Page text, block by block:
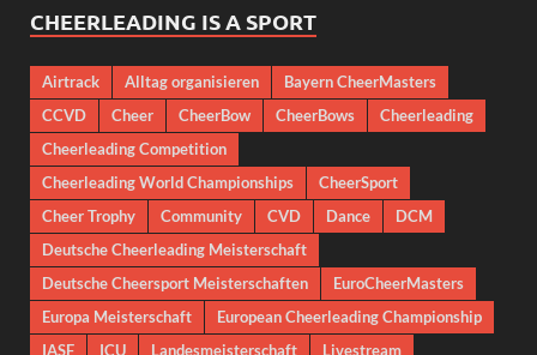
CHEERLEADING IS A SPORT
Airtrack Alltag organisieren
Bayern CheerMasters
CCVD
Cheer CheerBow CheerBows
Cheerleading
Cheerleading Competition
Cheerleading World Championships
CheerSport
Cheer Trophy
Community CVD Dance
DCM
Deutsche Cheerleading Meisterschaft
Deutsche Cheersport Meisterschaften
EuroCheerMasters
Europa Meisterschaft
European Cheerleading Championship
IASF
ICU Landesmeisterschaft Livestream